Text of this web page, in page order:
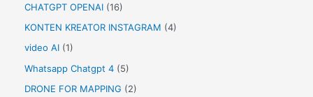
CHATGPT OPENAI(16)
KONTEN KREATOR INSTAGRAM (4)
video AI(1)
Whatsapp Chatgpt 4(5)
DRONE FOR MAPPING (2)